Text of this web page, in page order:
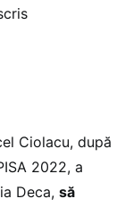
Ciolacu, după
2022, a
Deca, să